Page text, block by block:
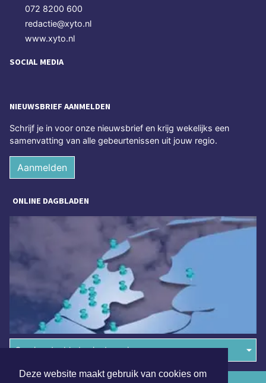
Deze website maakt gebruik van cookies om
072 8200 600
redactie@xyto.nl
www.xyto.nl
SOCIAL MEDIA
NIEUWSBRIEF AANMELDEN
Schrijf je in voor onze nieuwsbrief en krijg wekelijks een
samenvatting van alle gebeurtenissen uit jouw regio.
Aanmelden
ONLINE DAGBLADEN
Overige dagbladen in de regio